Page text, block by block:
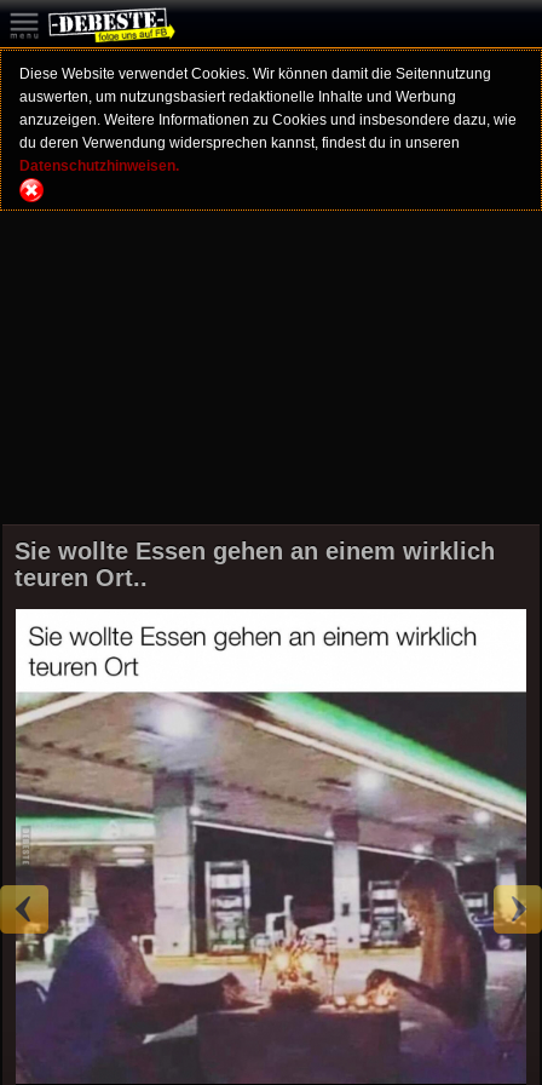
Diese Website verwendet Cookies. Wir können damit die Seitennutzung
auswerten, um nutzungsbasiert redaktionelle Inhalte und Werbung
anzuzeigen. Weitere Informationen zu Cookies und insbesondere dazu, wie
du deren Verwendung widersprechen kannst, findest du in unseren
Datenschutzhinweisen.
Sie wollte Essen gehen an einem wirklich
teuren Ort..